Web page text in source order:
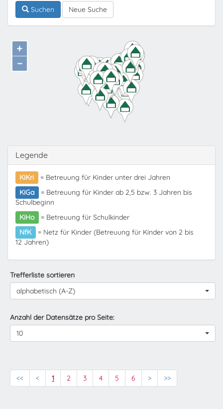
Suchen
Neue Suche
+
−
Legende
KiKri
= Betreuung für Kinder unter drei Jahren
KiGa
= Betreuung für Kinder ab 2,5 bzw. 3 Jahren bis
Schulbeginn
KiHo
= Betreuung für Schulkinder
NfK
= Netz für Kinder (Betreuung für Kinder von 2 bis
12 Jahren)
Trefferliste sortieren
alphabetisch (A-Z)
Anzahl der Datensätze pro Seite:
10
<< < 1 2 3 4 5 6 > >>